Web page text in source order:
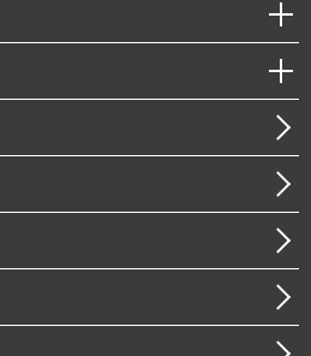
ライアンス）・防災（政策）
・スマートシティ
ム